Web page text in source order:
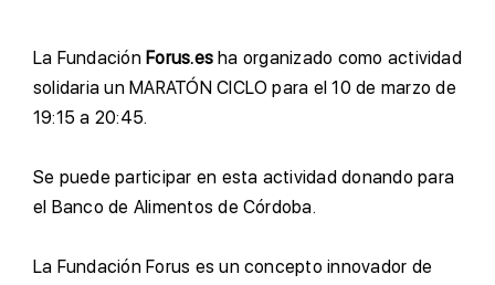
NOTICIAS
La FundaciónForus.es ha organizado como actividad
solidaria un MARATÓN CICLO para el 10 de marzo de
19:15 a 20:45.
Se puede participar en esta actividad donando para
el Banco de Alimentos de Córdoba.
La Fundación Forus es un concepto innovador de